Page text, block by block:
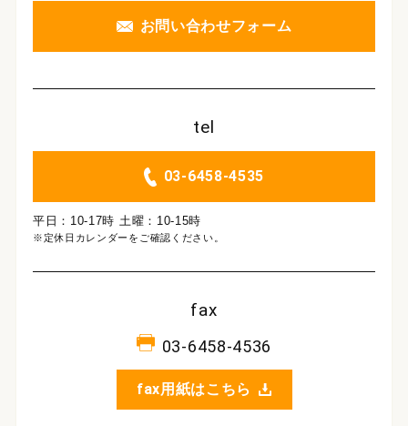
お問い合わせフォーム
tel
03-6458-4535
平日：10-17時 土曜：10-15時
※定休日カレンダーをご確認ください。
fax
03-6458-4536
fax用紙はこちら